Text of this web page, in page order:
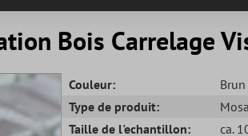
Bois Carrelage
Couleur:
Type de produit:
Taille de l'echantillon:
ca.